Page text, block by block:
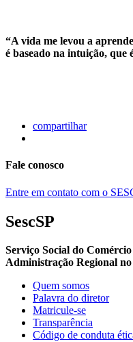
“A vida me levou a
é baseado na intuição, que
compartilhar
Fale conosco
Entre em contato com o
SescSP
Serviço Social do Comércio
Administração Regional
Quem somos
Palavra do diretor
Matricule-se
Transparência
Código de conduta